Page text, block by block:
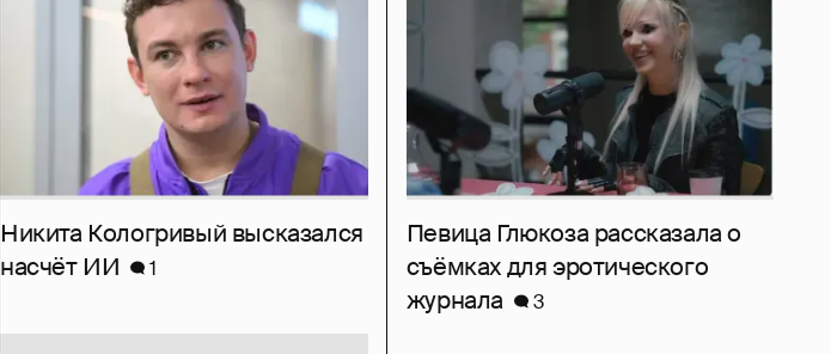
Никита Кологривый высказался
насчёт ИИ
1
Певица Глюкоза рассказала о
съёмках для эротического
журнала
3